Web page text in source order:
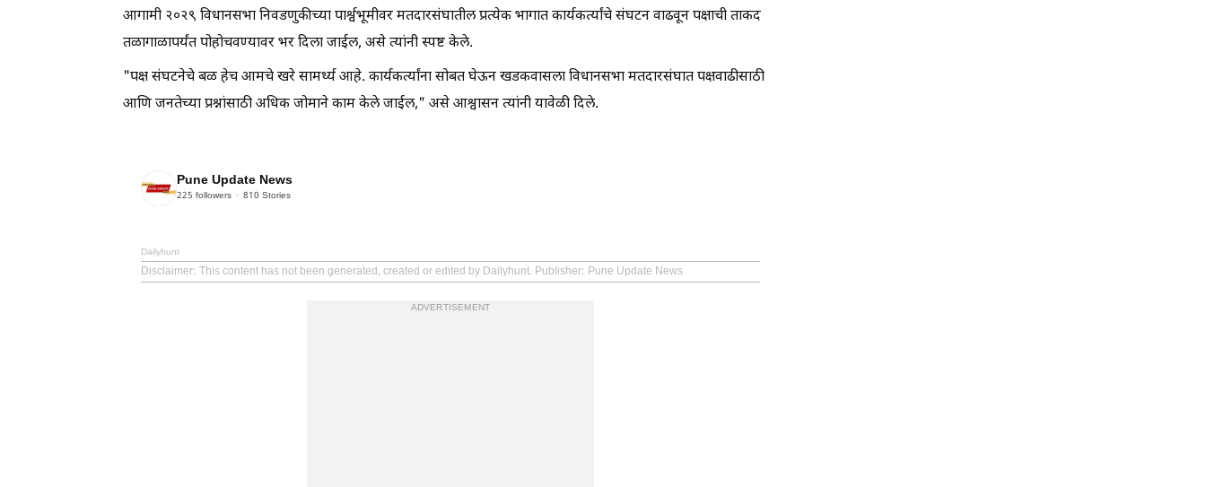
आगामी २०२९ विधानसभा निवडणुकीच्या पार्श्वभूमीवर मतदारसंघातील प्रत्येक भागात कार्यकर्त्यांचे संघटन वाढवून पक्षाची ताकद
तळागाळापर्यंत पोहोचवण्यावर भर दिला जाईल, असे त्यांनी स्पष्ट केले.
"पक्ष संघटनेचे बळ हेच आमचे खरे सामर्थ्य आहे. कार्यकर्त्यांना सोबत घेऊन खडकवासला विधानसभा मतदारसंघात पक्षवाढीसाठी
आणि जनतेच्या प्रश्नांसाठी अधिक जोमाने काम केले जाईल," असे आश्वासन त्यांनी यावेळी दिले.
Pune Update News
225 followers 810 Stories
Dailyhunt
Disclaimer: This content has not been generated, created or edited by Dailyhunt. Publisher: Pune Update News
ADVERTISEMENT